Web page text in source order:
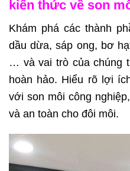
kiến thức về son
Khám phá các thành
dầu dừa, sáp ong, bơ
… và vai trò của chúng
hoàn hảo. Hiểu rõ lợi
với son môi công
và an toàn cho đôi môi.